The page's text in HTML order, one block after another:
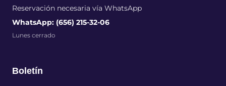
Reservación necesaria vía WhatsApp
WhatsApp: (656) 215-32-06
Lunes cerrado
Boletín